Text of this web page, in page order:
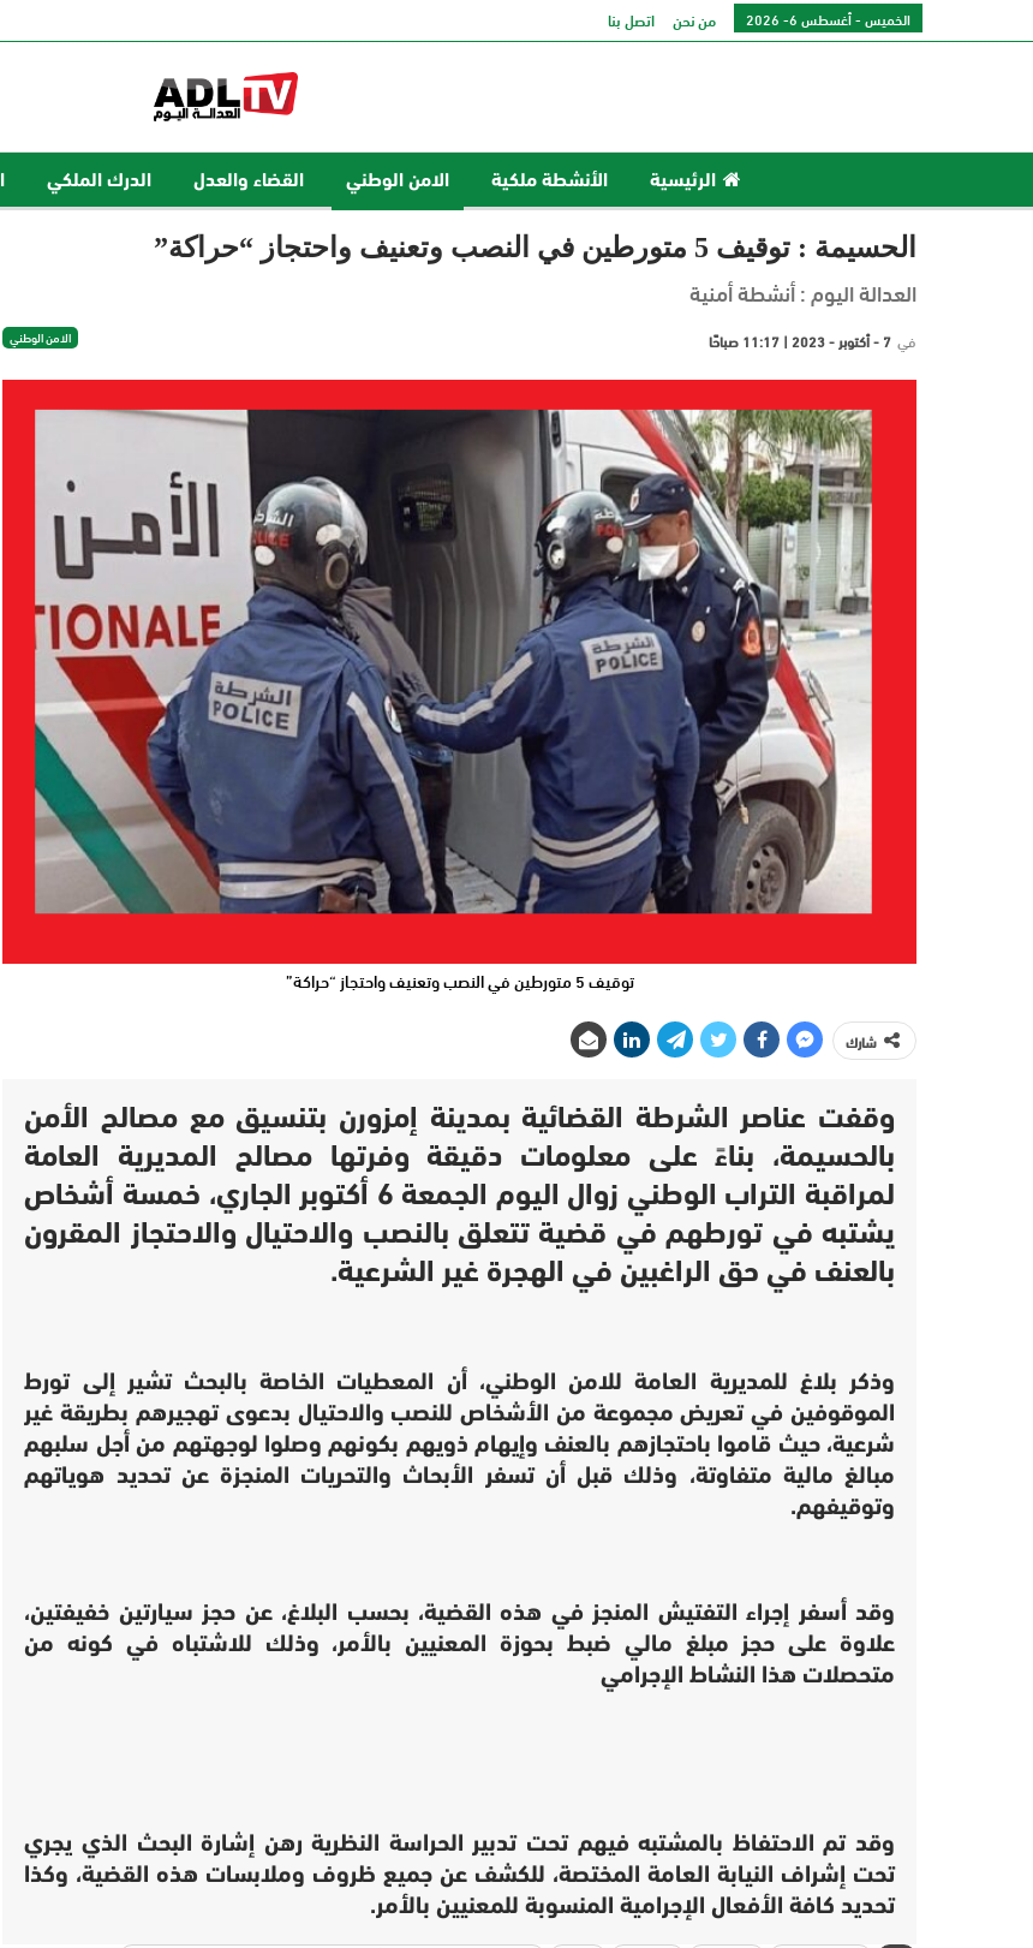
الخميس - أغسطس 6- 2026 من نحن اتصل بنا
الرئيسية الأنشطة ملكية الامن الوطني القضاء والعدل الدرك الملكي
الحسيمة : توقيف 5 متورطين في النصب وتعنيف واحتجاز “حراكة”
العدالة اليوم : أنشطة أمنية
الامن الوطني في 7 - أكتوبر - 2023 | 11:17 صباحًا
توقيف 5 متورطين في النصب وتعنيف واحتجاز “حراكة”
شارك
وقفت عناصر الشرطة القضائية بمدينة إمزورن بتنسيق مع مصالح الأمن
بالحسيمة، بناءً على معلومات دقيقة وفرتها مصالح المديرية العامة
لمراقبة التراب الوطني زوال اليوم الجمعة 6 أكتوبر الجاري، خمسة أشخاص
يشتبه في تورطهم في قضية تتعلق بالنصب والاحتيال والاحتجاز المقرون
بالعنف في حق الراغبين في الهجرة غير الشرعية.
وذكر بلاغ للمديرية العامة للامن الوطني، أن المعطيات الخاصة بالبحث تشير إلى تورط
الموقوفين في تعريض مجموعة من الأشخاص للنصب والاحتيال بدعوى تهجيرهم بطريقة غير
شرعية، حيث قاموا باحتجازهم بالعنف وإيهام ذويهم بكونهم وصلوا لوجهتهم من أجل سلبهم
مبالغ مالية متفاوتة، وذلك قبل أن تسفر الأبحاث والتحريات المنجزة عن تحديد هوياتهم
وتوقيفهم.
وقد أسفر إجراء التفتيش المنجز في هذه القضية، بحسب البلاغ، عن حجز سيارتين خفيفتين،
علاوة على حجز مبلغ مالي ضبط بحوزة المعنيين بالأمر، وذلك للاشتباه في كونه من
متحصلات هذا النشاط الإجرامي
وقد تم الاحتفاظ بالمشتبه فيهم تحت تدبير الحراسة النظرية رهن إشارة البحث الذي يجري
تحت إشراف النيابة العامة المختصة، للكشف عن جميع ظروف وملابسات هذه القضية، وكذا
تحديد كافة الأفعال الإجرامية المنسوبة للمعنيين بالأمر.